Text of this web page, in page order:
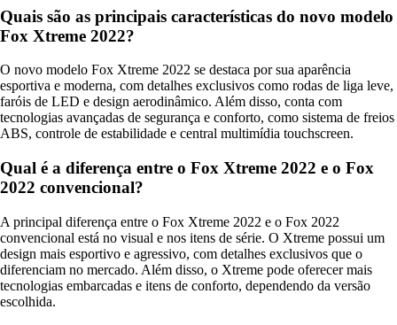
Quais são as principais características do novo modelo
Fox Xtreme 2022?
O novo modelo Fox Xtreme 2022 se destaca por sua aparência
esportiva e moderna, com detalhes exclusivos como rodas de liga leve,
faróis de LED e design aerodinâmico. Além disso, conta com
tecnologias avançadas de segurança e conforto, como sistema de freios
ABS, controle de estabilidade e central multimídia touchscreen.
Qual é a diferença entre o Fox Xtreme 2022 e o Fox
2022 convencional?
A principal diferença entre o Fox Xtreme 2022 e o Fox 2022
convencional está no visual e nos itens de série. O Xtreme possui um
design mais esportivo e agressivo, com detalhes exclusivos que o
diferenciam no mercado. Além disso, o Xtreme pode oferecer mais
tecnologias embarcadas e itens de conforto, dependendo da versão
escolhida.